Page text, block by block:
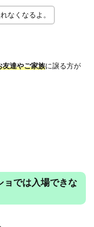
なくなるよ。
友達やご家族に譲る方が
ョでは入場できな